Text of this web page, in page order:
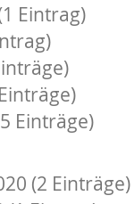
Eintrag)
Einträge)
(2 Einträge)